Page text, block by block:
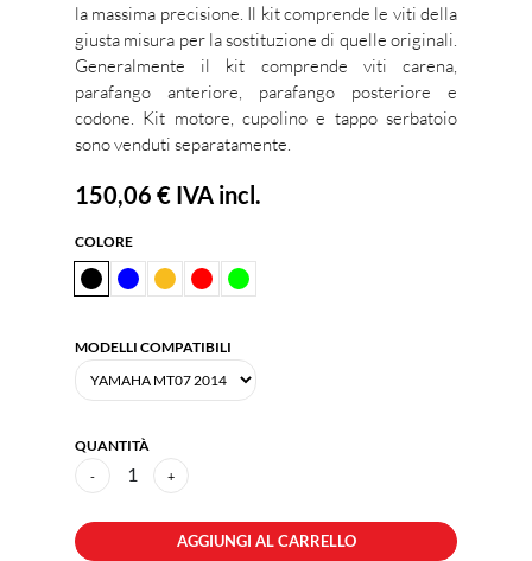
la massima precisione. Il kit comprende le viti della
giusta misura per la sostituzione di quelle originali.
Generalmente il kit comprende viti carena,
parafango anteriore, parafango posteriore e
codone. Kit motore, cupolino e tappo serbatoio
sono venduti separatamente.
150,06 € IVA incl.
COLORE
MODELLI COMPATIBILI
QUANTITÀ
- 1 +
AGGIUNGI AL CARRELLO